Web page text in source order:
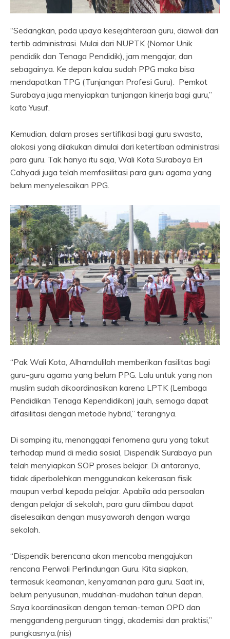
“Sedangkan, pada upaya kesejahteraan guru, diawali dari
tertib administrasi. Mulai dari NUPTK (Nomor Unik
pendidik dan Tenaga Pendidik), jam mengajar, dan
sebagainya. Ke depan kalau sudah PPG maka bisa
mendapatkan TPG (Tunjangan Profesi Guru). Pemkot
Surabaya juga menyiapkan tunjangan kinerja bagi guru,”
kata Yusuf.
Kemudian, dalam proses sertifikasi bagi guru swasta,
alokasi yang dilakukan dimulai dari ketertiban administrasi
para guru. Tak hanya itu saja, Wali Kota Surabaya Eri
Cahyadi juga telah memfasilitasi para guru agama yang
belum menyelesaikan PPG.
“Pak Wali Kota, Alhamdulilah memberikan fasilitas bagi
guru-guru agama yang belum PPG. Lalu untuk yang non
muslim sudah dikoordinasikan karena LPTK (Lembaga
Pendidikan Tenaga Kependidikan) jauh, semoga dapat
difasilitasi dengan metode hybrid,” terangnya.
Di samping itu, menanggapi fenomena guru yang takut
terhadap murid di media sosial, Dispendik Surabaya pun
telah menyiapkan SOP proses belajar. Di antaranya,
tidak diperbolehkan menggunakan kekerasan fisik
maupun verbal kepada pelajar. Apabila ada persoalan
dengan pelajar di sekolah, para guru diimbau dapat
diselesaikan dengan musyawarah dengan warga
sekolah.
“Dispendik berencana akan mencoba mengajukan
rencana Perwali Perlindungan Guru. Kita siapkan,
termasuk keamanan, kenyamanan para guru. Saat ini,
belum penyusunan, mudahan-mudahan tahun depan.
Saya koordinasikan dengan teman-teman OPD dan
menggandeng perguruan tinggi, akademisi dan praktisi,”
pungkasnya.(nis)